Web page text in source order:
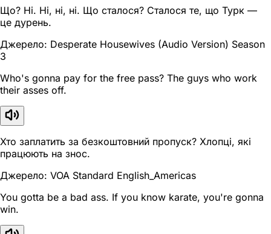
Що? Ні. Ні, ні, ні. Що сталося? Сталося те, що Турк —
це дурень.
Джерело: Desperate Housewives (Audio Version) Season
3
Who's gonna pay for the free pass? The guys who work
their asses off.
Хто заплатить за безкоштовний пропуск? Хлопці, які
працюють на знос.
Джерело: VOA Standard English_Americas
You gotta be a bad ass. If you know karate, you're gonna
win.